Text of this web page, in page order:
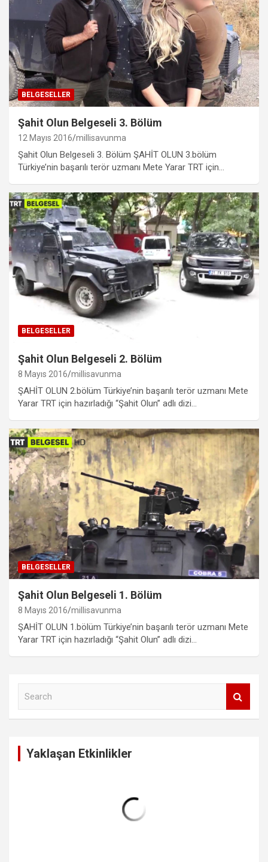
BELGESELLER
Şahit Olun Belgeseli 3. Bölüm
12 Mayıs 2016 millisavunma
Şahit Olun Belgeseli 3. Bölüm ŞAHİT OLUN 3.bölüm
Türkiye’nin başarılı terör uzmanı Mete Yarar TRT için…
BELGESELLER
Şahit Olun Belgeseli 2. Bölüm
8 Mayıs 2016 millisavunma
ŞAHİT OLUN 2.bölüm Türkiye’nin başarılı terör uzmanı Mete
Yarar TRT için hazırladığı “Şahit Olun” adlı dizi…
BELGESELLER
Şahit Olun Belgeseli 1. Bölüm
8 Mayıs 2016 millisavunma
ŞAHİT OLUN 1.bölüm Türkiye’nin başarılı terör uzmanı Mete
Yarar TRT için hazırladığı “Şahit Olun” adlı dizi…
Yaklaşan Etkinlikler